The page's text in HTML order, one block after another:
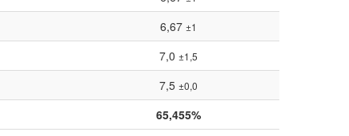
6,67 ±1
7,0 ±1,5
7,5 ±0,0
65,455%